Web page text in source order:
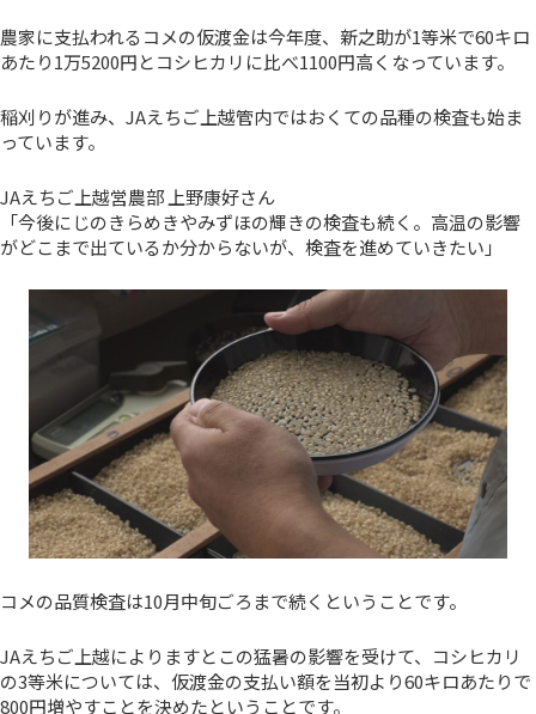
農家に支払われるコメの仮渡金は今年度、新之助が1等米で60キロ
あたり1万5200円とコシヒカリに比べ1100円高くなっています。
稲刈りが進み、JAえちご上越管内ではおくての品種の検査も始ま
っています。
JAえちご上越営農部 上野康好さん
「今後にじのきらめきやみずほの輝きの検査も続く。高温の影響
がどこまで出ているか分からないが、検査を進めていきたい」
コメの品質検査は10月中旬ごろまで続くということです。
JAえちご上越によりますとこの猛暑の影響を受けて、コシヒカリ
の3等米については、仮渡金の支払い額を当初より60キロあたりで
800円増やすことを決めたということです。